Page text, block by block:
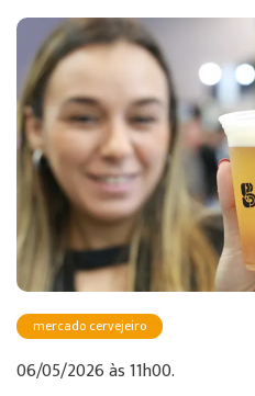
mercado cervejeiro
06/05/2026 às 11h00.